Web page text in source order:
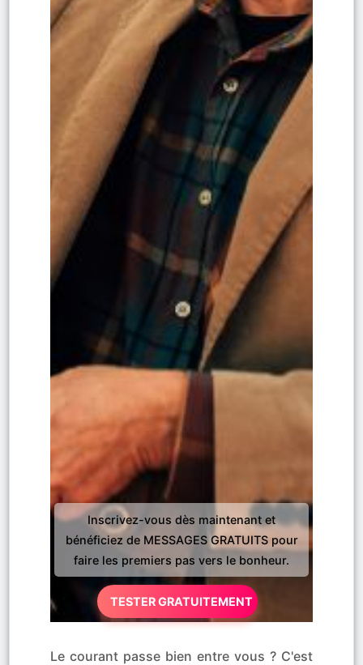
Inscrivez-vous dès maintenant et
bénéficiez de MESSAGES GRATUITS pour
faire les premiers pas vers le bonheur.
TESTER GRATUITEMENT
Le courant passe bien entre vous ? C'est